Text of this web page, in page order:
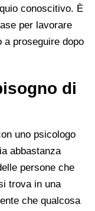
conoscitivo. È
per lavorare
a proseguire dopo
di
uno psicologo
abbastanza
persone che
trova in una
che qualcosa